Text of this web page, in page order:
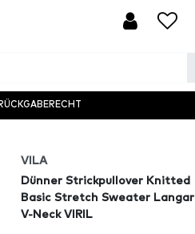
VILA
Dünner Strickpullover Knitted
Basic Stretch Sweater
V-Neck VIRIL